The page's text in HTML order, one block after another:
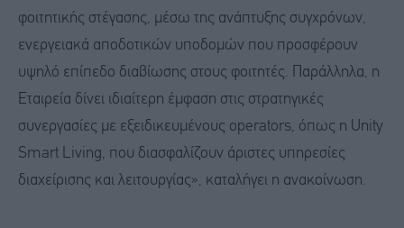
φοιτητικής στέγασης, μέσω της ανάπτυξης συγχρόνων,
ενεργειακά αποδοτικών υποδομών που προσφέρουν
υψηλό επίπεδο διαβίωσης στους φοιτητές. Παράλληλα, η
Εταιρεία δίνει ιδιαίτερη έμφαση στις στρατηγικές
συνεργασίες με εξειδικευμένους operators, όπως η Unity
Smart Living, που διασφαλίζουν άριστες υπηρεσίες
διαχείρισης και λειτουργίας», καταλήγει η ανακοίνωση.